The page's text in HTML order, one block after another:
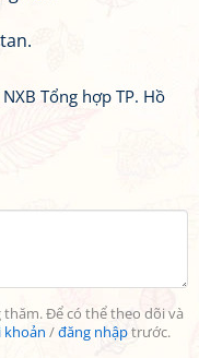
Để có thể theo dõi và
khoản /đăng nhậptrước.
NXB Tổng hợp TP. Hồ